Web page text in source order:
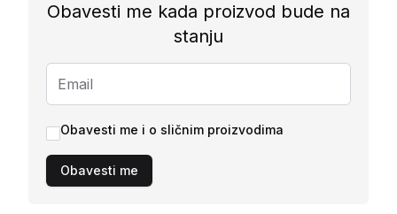
Obavesti me kada proizvod bude na
stanju
Obavesti me i o sličnim proizvodima
Obavesti me